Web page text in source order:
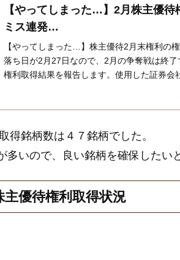
【やってしまった…】2月株主優
ミス連発…
【やってしまった…】株主優待2月末権利の
落ち日が2月27日なので、2月の争奪戦は終
権利取得結果を報告します。使用した証券会
ｕカブコム証券、ＧＭＯクリック証券、楽
得銘柄数は４７銘柄でした。
多いので、良い銘柄を確保したい
優待権利取得状況